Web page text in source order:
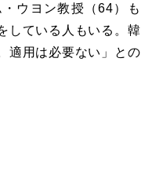
ウヨン教授（64）も
している人もいる。韓
適用は必要ない」との